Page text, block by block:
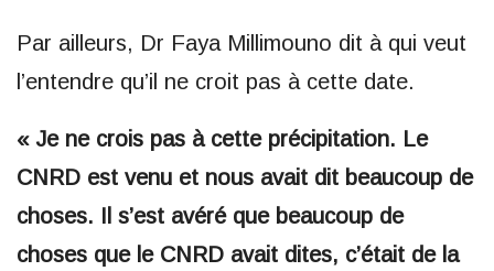
Par ailleurs, Dr Faya Millimouno dit à qui veut
l’entendre qu’il ne croit pas à cette date.
« Je ne crois pas à cette précipitation. Le
CNRD est venu et nous avait dit beaucoup de
choses. Il s’est avéré que beaucoup de
choses que le CNRD avait dites, c’était de la